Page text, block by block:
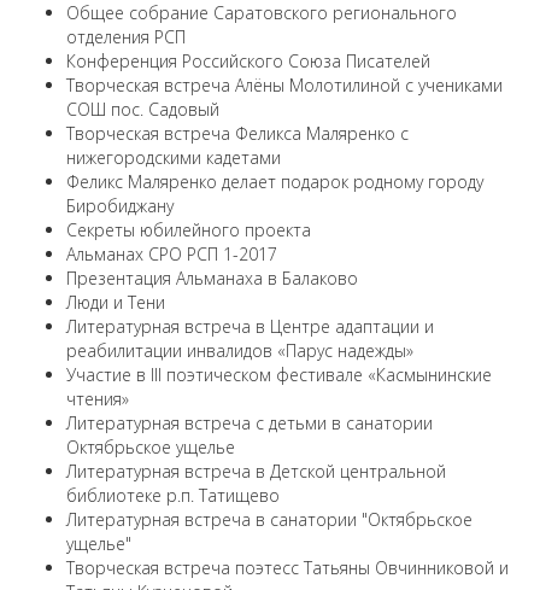
Общее собрание Саратовского регионального
отделения РСП
Конференция Российского Союза Писателей
Творческая встреча Алёны Молотилиной с учениками
СОШ пос. Садовый
Творческая встреча Феликса Маляренко с
нижегородскими кадетами
Феликс Маляренко делает подарок родному городу
Биробиджану
Секреты юбилейного проекта
Альманах СРО РСП 1-2017
Презентация Альманаха в Балаково
Люди и Тени
Литературная встреча в Центре адаптации и
реабилитации инвалидов «Парус надежды»
Участие в III поэтическом фестивале «Касмынинские
чтения»
Литературная встреча с детьми в санатории
Октябрьское ущелье
Литературная встреча в Детской центральной
библиотеке р.п. Татищево
Литературная встреча в санатории "Октябрьское
ущелье"
Творческая встреча поэтесс Татьяны Овчинниковой и